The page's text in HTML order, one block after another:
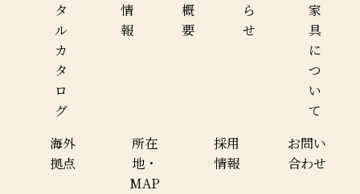
タ
ル
カ
タ
ロ
グ
情
報
概
要
ら
せ
家
具
に
つ
い
て
海外
拠点
所在
地・
MAP
採用
情報
お問い
合わせ